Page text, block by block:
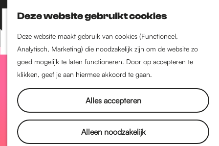
Deze website gebruikt cookies
Deze website maakt gebruik van cookies (Functioneel,
Analytisch, Marketing) die noodzakelijk zijn om de website zo
goed mogelijk te laten functioneren. Door op accepteren te
klikken, geef je aan hiermee akkoord te gaan.
Alles accepteren
Alleen noodzakelijk
Z
o
e
k
e
K
a
a
r
t
M
e
n
Nijmegen-Nieuw-West
Nijmegen-Oud-West
Dukenburg
Lindenholt
Historie
De oudste stad van
Nederland
Historische tijdlijn
Romeinse Limes